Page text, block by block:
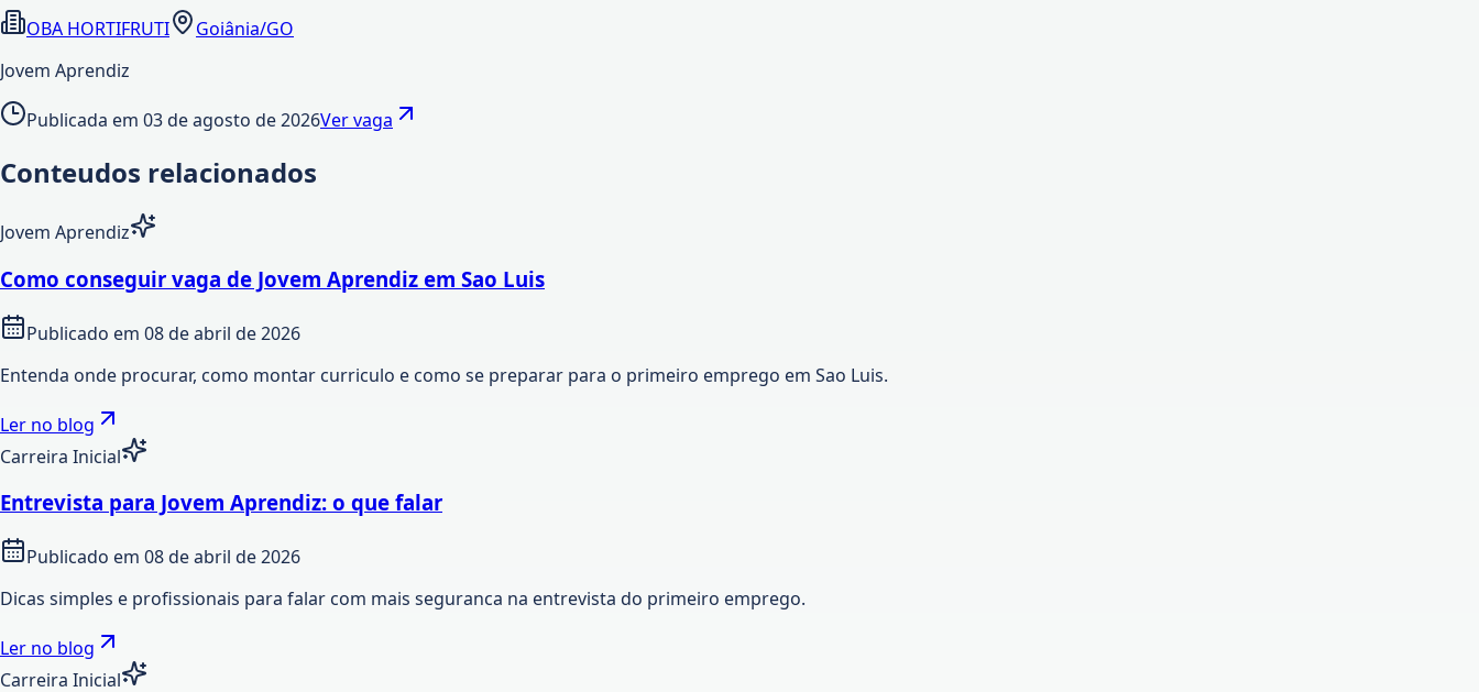
OBA HORTIFRUTI
Goiânia/GO
Jovem Aprendiz
Publicada em 03 de agosto de 2026Ver vaga
Conteudos relacionados
Jovem Aprendiz
Como conseguir vaga de Jovem Aprendiz em Sao Luis
Publicado em 08 de abril de 2026
Entenda onde procurar, como montar curriculo e como se preparar para o primeiro emprego em Sao Luis.
Ler no blog
Carreira Inicial
Entrevista para Jovem Aprendiz: o que falar
Publicado em 08 de abril de 2026
Dicas simples e profissionais para falar com mais seguranca na entrevista do primeiro emprego.
Ler no blog
Carreira Inicial